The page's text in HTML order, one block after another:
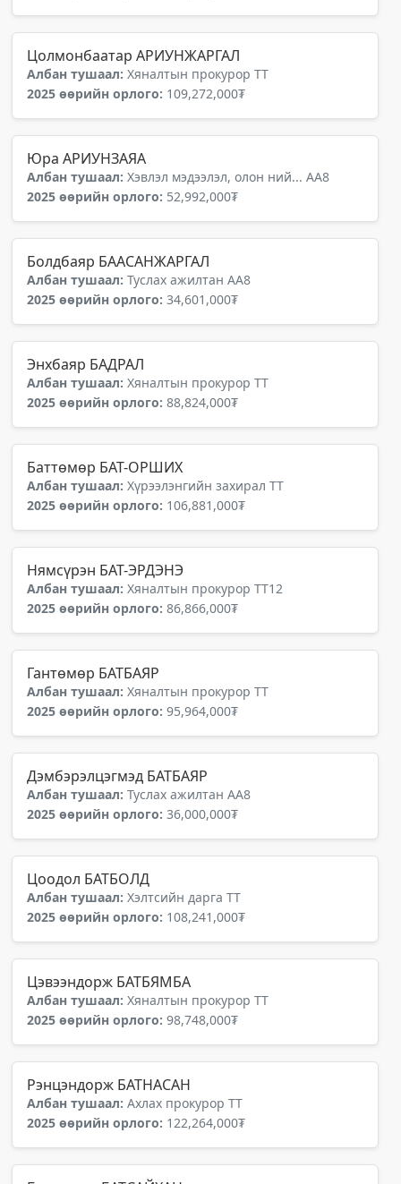
Цолмонбаатар АРИУНЖАРГАЛ
Албан тушаал: Хяналтын прокурор ТТ
2025 өөрийн орлого: 109,272,000₮
Юра АРИУНЗАЯА
Албан тушаал: Хэвлэл мэдээлэл, олон ний... АА8
2025 өөрийн орлого: 52,992,000₮
Болдбаяр БААСАНЖАРГАЛ
Албан тушаал: Туслах ажилтан АА8
2025 өөрийн орлого: 34,601,000₮
Энхбаяр БАДРАЛ
Албан тушаал: Хяналтын прокурор ТТ
2025 өөрийн орлого: 88,824,000₮
Баттөмөр БАТ-ОРШИХ
Албан тушаал: Хүрээлэнгийн захирал ТТ
2025 өөрийн орлого: 106,881,000₮
Нямсүрэн БАТ-ЭРДЭНЭ
Албан тушаал: Хяналтын прокурор ТТ12
2025 өөрийн орлого: 86,866,000₮
Гантөмөр БАТБАЯР
Албан тушаал: Хяналтын прокурор ТТ
2025 өөрийн орлого: 95,964,000₮
Дэмбэрэлцэгмэд БАТБАЯР
Албан тушаал: Туслах ажилтан АА8
2025 өөрийн орлого: 36,000,000₮
Цоодол БАТБОЛД
Албан тушаал: Хэлтсийн дарга ТТ
2025 өөрийн орлого: 108,241,000₮
Цэвээндорж БАТБЯМБА
Албан тушаал: Хяналтын прокурор ТТ
2025 өөрийн орлого: 98,748,000₮
Рэнцэндорж БАТНАСАН
Албан тушаал: Ахлах прокурор ТТ
2025 өөрийн орлого: 122,264,000₮